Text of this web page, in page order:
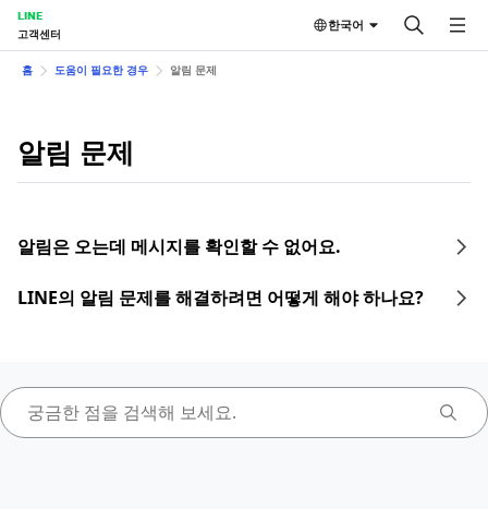
LINE
고객센터
한국어
홈 도움이 필요한 경우 알림 문제
알림 문제
알림은 오는데 메시지를 확인할 수 없어요.
LINE의 알림 문제를 해결하려면 어떻게 해야 하나요?